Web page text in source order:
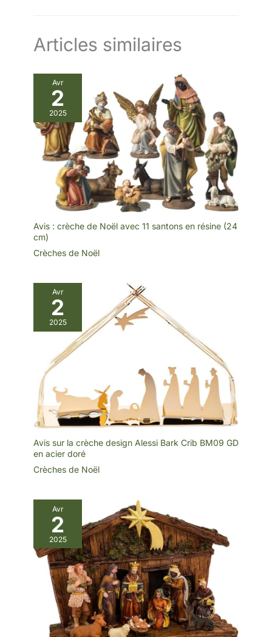
Articles similaires
Avr
2
2025
Avis : crèche de Noël avec 11 santons en résine (24
cm)
Crèches de Noël
Avr
2
2025
Avis sur la crèche design Alessi Bark Crib BM09 GD
en acier doré
Crèches de Noël
Avr
2
2025